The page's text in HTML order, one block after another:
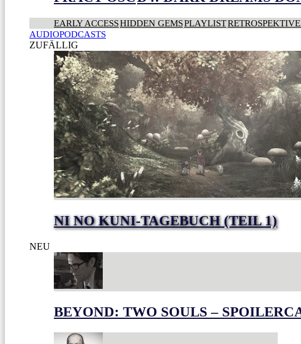
EARLY ACCESSHIDDEN GEMSPLAYLIST
AUDIOPODCASTS
ZUFÄLLIG
NI NO KUNI-TAGEBUCH (TEIL 1)
NEU
BEYOND: TWO SOULS –